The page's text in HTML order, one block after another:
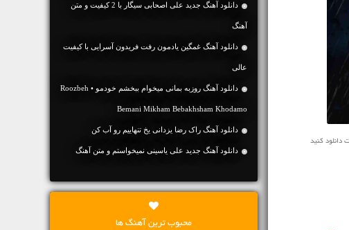
دانلود آهنگ جديد علی اصحابی سیگار با 2 کیفیت و متن
آهنگ
دانلود آهنگ غمگین یادمون رفت فریدون آسرایی با کیفیت
عالی
دانلود آهنگ روزبه بمانی میخوام ببخشم خودمو • Roozbeh
Bemani Mikham Bebakhsham Khodamo
دانلود آهنگ راک رضا یزدانی یخ تنهاییم رو آب کن
دانلود آهنگ جديد علی یاسینی نمیخواستم و متن آهنگ
محبوب ترین آهنگ ها